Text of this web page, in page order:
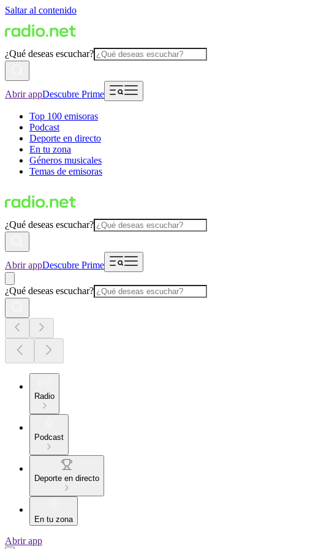
Saltar al contenido
¿Qué deseas escuchar?
Abrir appDescubre Prime
Top 100 emisoras
Podcast
Deporte en directo
En tu zona
Géneros musicales
Temas de emisoras
¿Qué deseas escuchar?
Abrir appDescubre Prime
¿Qué deseas escuchar?
Radio
Podcast
Deporte en directo
En tu zona
Abrir app